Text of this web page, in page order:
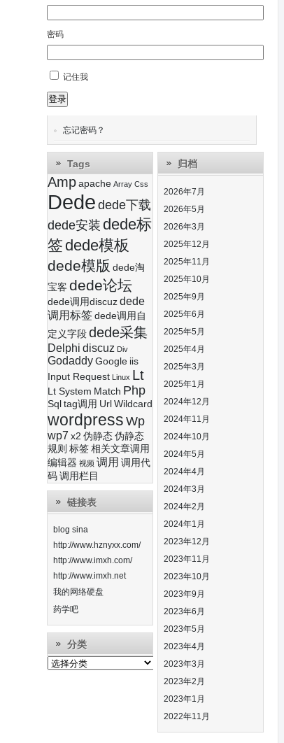
密码
记住我
登录
忘记密码？
Tags
Amp apache Array Css
Dede dede下载
dede安装 dede标
签 dede模板
dede模版 dede淘
宝客 dede论坛
dede调用discuz dede
调用标签 dede调用自
定义字段 dede采集
Delphi discuz Div
Godaddy Google iis
Input Request Linux Lt
Lt System Match Php
Sql tag调用 Url Wildcard
wordpress Wp
wp7 x2 伪静态 伪静态
规则 标签 相关文章调用
编辑器 视频 调用 调用代
码 调用栏目
链接表
blog sina
http://www.hznyxx.com/
http://www.imxh.com/
http://www.imxh.net
我的网络硬盘
药学吧
分类
分
类
归档
2026年7月
2026年5月
2026年3月
2025年12月
2025年11月
2025年10月
2025年9月
2025年6月
2025年5月
2025年4月
2025年3月
2025年1月
2024年12月
2024年11月
2024年10月
2024年5月
2024年4月
2024年3月
2024年2月
2024年1月
2023年12月
2023年11月
2023年10月
2023年9月
2023年6月
2023年5月
2023年4月
2023年3月
2023年2月
2023年1月
2022年11月